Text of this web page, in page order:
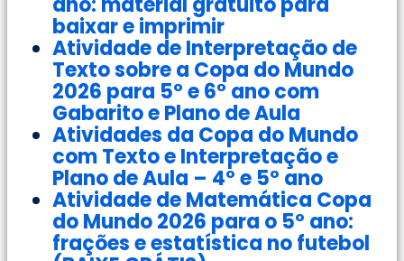
baixar e imprimir
Atividade de Interpretação de
Texto sobre a Copa do Mundo
2026 para 5° e 6° ano com
Gabarito e Plano de Aula
Atividades da Copa do Mundo
com Texto e Interpretação e
Plano de Aula – 4º e 5º ano
Atividade de Matemática Copa
do Mundo 2026 para o 5º ano:
frações e estatística no futebol